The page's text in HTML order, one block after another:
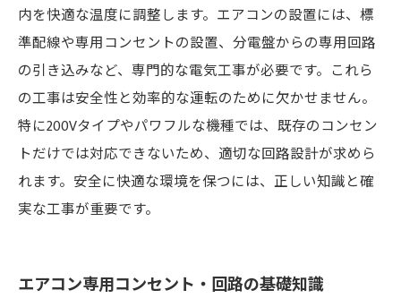
内を快適な温度に調整します。エアコンの設置には、標
準配線や専用コンセントの設置、分電盤からの専用回路
の引き込みなど、専門的な電気工事が必要です。これら
の工事は安全性と効率的な運転のために欠かせません。
特に200Vタイプやパワフルな機種では、既存のコンセン
トだけでは対応できないため、適切な回路設計が求めら
れます。安全に快適な環境を保つには、正しい知識と確
実な工事が重要です。
エアコン専用コンセント・回路の基礎知識